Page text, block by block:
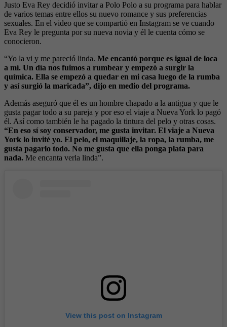
Justo Eva Rey decidió invitar a Polo Polo a su programa para hablar
de varios temas entre ellos su nuevo romance y sus preferencias
sexuales. En el video que se compartió en Instagram se ve cuando
Eva Rey le pregunta por su nueva novia y él le cuenta cómo se
conocieron.
“Yo la vi y me pareció linda. Me encantó porque es igual de loca
a mí. Un día nos fuimos a rumbear y empezó a surgir la
química. Ella se empezó a quedar en mi casa luego de la rumba
y así surgió la maricada”, dijo en medio del programa.
Además aseguró que él es un hombre chapado a la antigua y que le
gusta pagar todo a su pareja y por eso el viaje a Nueva York lo pagó
él. Así como también le ha pagado la tintura del pelo y otras cosas.
“En eso sí soy conservador, me gusta invitar. El viaje a Nueva
York lo invité yo. El pelo, el maquillaje, la ropa, la rumba, me
gusta pagarlo todo. No me gusta que ella ponga plata para
nada. Me encanta verla linda”.
View this post on Instagram